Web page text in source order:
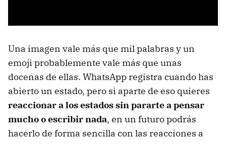
Una imagen vale más que mil palabras y un
emoji probablemente vale más que unas
docenas de ellas. WhatsApp registra cuando has
abierto un estado, pero si aparte de eso quieres
reaccionar a los estados sin pararte a pensar
mucho o escribir nada, en un futuro podrás
hacerlo de forma sencilla con las reacciones a